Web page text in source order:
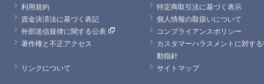
利用規約
特定商取引法に基づく表示
資金決済法に基づく表記
個人情報の取扱いについて
外部送信規律に関する公表
コンプライアンスポリシー
著作権と不正アクセス
カスタマーハラスメントに対す
動指針
リンクについて
サイトマップ